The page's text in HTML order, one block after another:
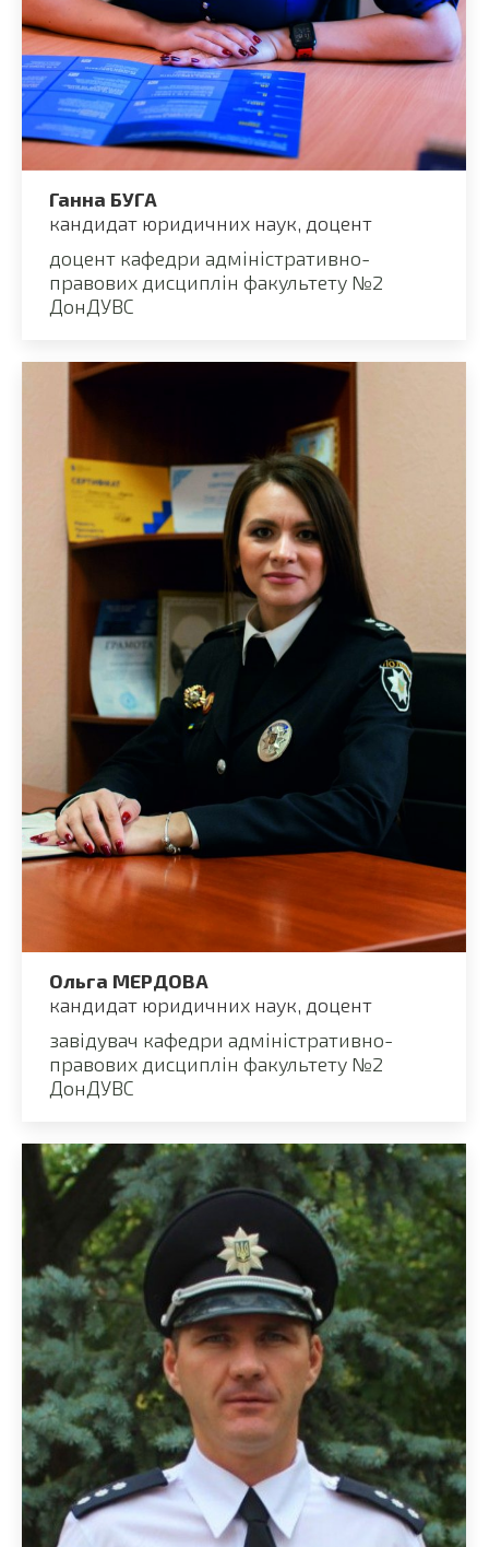
Ганна БУГА
кандидат юридичних наук, доцент
доцент кафедри адміністративно-
правових дисциплін факультету №2
ДонДУВС
Ольга МЕРДОВА
кандидат юридичних наук, доцент
завідувач кафедри адміністративно-
правових дисциплін факультету №2
ДонДУВС